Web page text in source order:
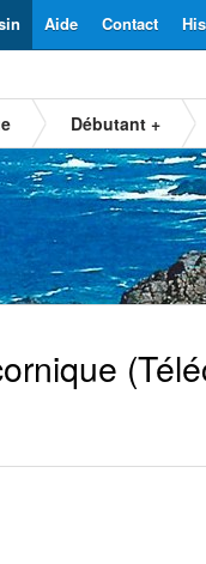
Contact
Aide
Débutant +